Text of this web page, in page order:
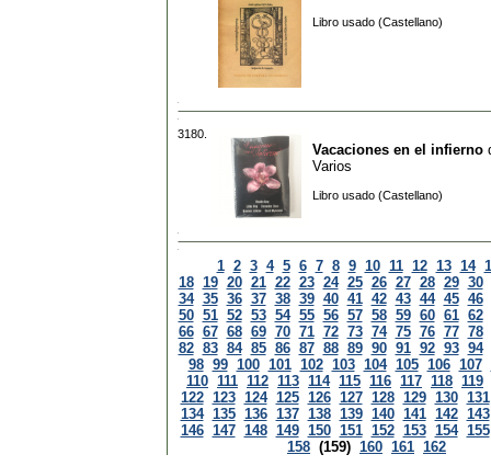
Libro usado (Castellano)
3180.
Vacaciones en el infierno
Varios
Libro usado (Castellano)
1 2 3 4 5 6 7 8 9 10 11 12 13 14
18 19 20 21 22 23 24 25 26 27 28 29 30
34 35 36 37 38 39 40 41 42 43 44 45 46
50 51 52 53 54 55 56 57 58 59 60 61 62
66 67 68 69 70 71 72 73 74 75 76 77 78
82 83 84 85 86 87 88 89 90 91 92 93 94
98 99 100 101 102 103 104 105 106 107
110 111 112 113 114 115 116 117 118 119
122 123 124 125 126 127 128 129 130 131
134 135 136 137 138 139 140 141 142 143
146 147 148 149 150 151 152 153 154 155
158 (159) 160 161 162